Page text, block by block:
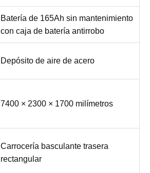
Batería de 165Ah sin mantenimiento
con caja de batería antirrobo
Depósito de aire de acero
7400 × 2300 × 1700 milímetros
Carrocería basculante trasera
rectangular